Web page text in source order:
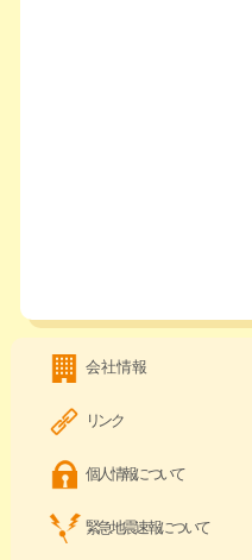
会社情報
リンク
個人情報について
緊急地震速報について